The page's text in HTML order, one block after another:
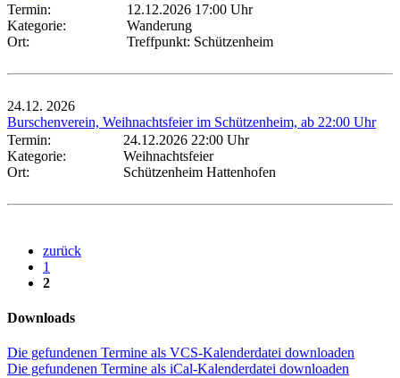
Termin:
12.12.2026 17:00 Uhr
Kategorie:
Wanderung
Ort:
Treffpunkt: Schützenheim
24.12. 2026
Burschenverein, Weihnachtsfeier im Schützenheim, ab 22:00 Uhr
Termin:
24.12.2026 22:00 Uhr
Kategorie:
Weihnachtsfeier
Ort:
Schützenheim Hattenhofen
zurück
1
2
Downloads
Die gefundenen Termine als VCS-Kalenderdatei downloaden
Die gefundenen Termine als iCal-Kalenderdatei downloaden